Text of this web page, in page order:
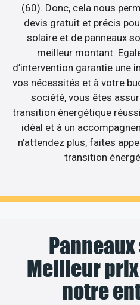
(60). Donc, cela nous
devis gratuit et précis
solaire et de panneaux
meilleur montant.
d’intervention garantie une
vos nécessités et à votre
société, vous êtes
transition énergétique
idéal et à un
n’attendez plus, faites
transition
Meilleur
notre